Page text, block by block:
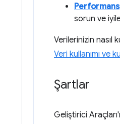
Performans
sorun ve
Verilerinizin nasıl
Veri kullanımı ve
Şartlar
Geliştirici